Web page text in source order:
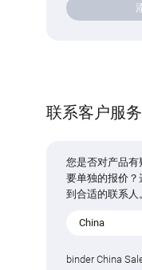
联系客户服务
您是否对产品
要单独的报价
到合适的联系人
China
binder China